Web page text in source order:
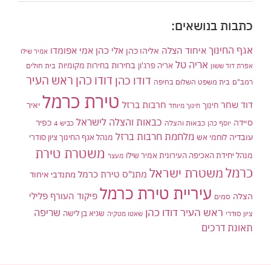
כתבות בנושאים:
אגף החינוך איחוד הצלה אליהו כהן אלי כהן אמי אפומדו אמיר שילו
אפרת דוד ששון אריה טל אריה פרג'ון בחירות בחירות מקומיות בית חולים
רמב"ם בית משפט השלום בחיפה דודו כהן דודו כהן ראש העיר
דוד שחר חינוך חינוך מיוחד חרבות ברזל טירת כרמל יאיר
סיידה יוסף כהן כבאות והצלה כבאות והצלה לישראל כביש 4
כפיר
עובדיה לוחמי אש מלחמת חרבות ברזל מנהל אגף החינוך ציון סודרי
מנהל יחידת האכיפה העירונית אמיר שילו מעצר משטרת טירת
כרמלמשטרת ישראל מתנ"ס טירת כרמל מתנדבי איחוד
הצלה סמים עיריית טירת כרמל פיקוד העורף פלילי
ציון סודרי ראש העיר דודו כהן שאטו מטקיה שגיא בן לישה שריפה
תאונת דרכים